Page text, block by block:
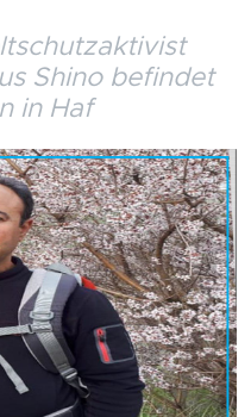
Shino befindet
in Haf